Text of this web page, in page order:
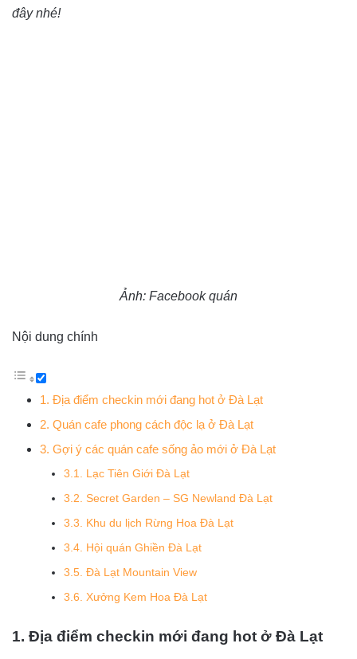
đây nhé!
Ảnh: Facebook quán
Nội dung chính
1. Địa điểm checkin mới đang hot ở Đà Lạt
2. Quán cafe phong cách độc lạ ở Đà Lạt
3. Gợi ý các quán cafe sống ảo mới ở Đà Lạt
3.1. Lạc Tiên Giới Đà Lạt
3.2. Secret Garden – SG Newland Đà Lạt
3.3. Khu du lịch Rừng Hoa Đà Lạt
3.4. Hội quán Ghiền Đà Lạt
3.5. Đà Lạt Mountain View
3.6. Xưởng Kem Hoa Đà Lạt
1. Địa điểm checkin mới đang hot ở Đà Lạt